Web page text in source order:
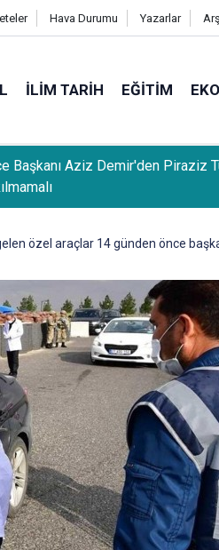
Hava Durumu Yazarlar
İLIM TARIH EĞITIM
Başkanı Aziz Demir'den Piraziz
özel araçlar 14 günden önce